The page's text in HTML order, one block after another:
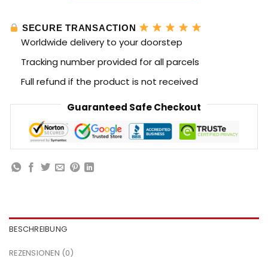
SECURE TRANSACTION
Worldwide delivery to your doorstep
Tracking number provided for all parcels
Full refund if the product is not received
Guaranteed Safe Checkout
BESCHREIBUNG
REZENSIONEN (0)